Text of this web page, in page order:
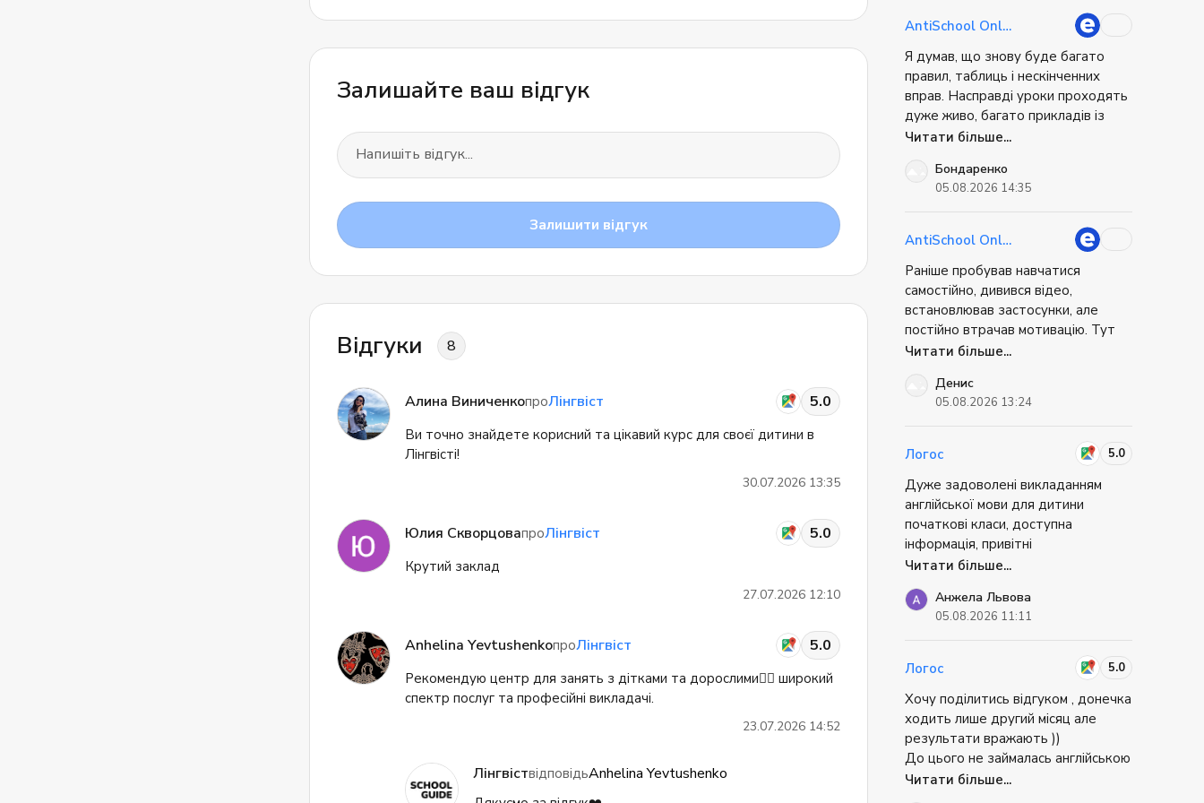
Залишайте ваш відгук
Залишити відгук
Відгуки 8
Алина ВиниченкопроЛінгвіст 5.0
Ви точно знайдете корисний та цікавий курс для своєї дитини в
Лінгвісті!
30.07.2026 13:35
Юлия СкворцовапроЛінгвіст 5.0
Крутий заклад
27.07.2026 12:10
Anhelina YevtushenkoпроЛінгвіст 5.0
Рекомендую центр для занять з дітками та дорослими👍🏻 широкий
спектр послуг та професійні викладачі.
23.07.2026 14:52
ЛінгвіствідповідьAnhelina Yevtushenko
Однозначно рекомендую!
AntiSchool Online
Я думав, що знову буде багато
правил, таблиць і нескінченних
вправ. Насправді уроки проходять
дуже живо, багато прикладів із
реального життя, постійне
матеріал запам'ятовується значно
легше. Уже через кілька місяців
фільмах, статтях і навіть у робочих
мотивують продовжувати.
Читати більше...
Бондаренко
05.08.2026 14:35
AntiSchool Online
Раніше пробував навчатися
самостійно, дивився відео,
встановлював застосунки, але
постійно втрачав мотивацію. Тут
усе набагато простіше: є
і багато живого спілкування.
Завдяки цьому навчання не
помітив, що значно краще розумію
англійську на слух і можу вільніше
висловлювати свої думки.
Читати більше...
Денис
05.08.2026 13:24
Логос 5.0
Дуже задоволені викладанням
англійської мови для дитини
початкові класи, доступна
інформація, привітні
адміністратори + постійний
Дякуємо вам за вашу працю
Читати більше...
Анжела Львова
05.08.2026 11:11
Логос 5.0
Хочу поділитись відгуком , донечка
ходить лише другий місяц але
результати вражають ))
До цього не займалась англійською
.Читати більше...